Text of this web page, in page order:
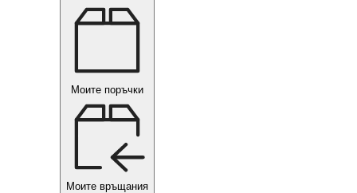
Моите поръчки
Моите връщания